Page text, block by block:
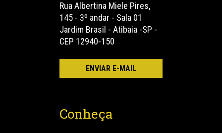
Rua Albertina Miele Pires,
145 - 3º andar - Sala 01
Jardim Brasil - Atibaia -SP -
CEP 12940-150
Conheça